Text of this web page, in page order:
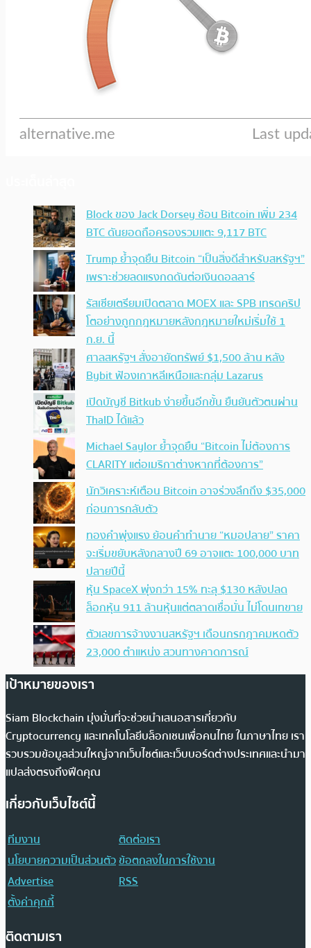
Block ของ Jack Dorsey ช้อน Bitcoin เพิ่ม 234
BTC ดันยอดถือครองรวมแตะ 9,117 BTC
Trump ย้ำจุดยืน Bitcoin “เป็นสิ่งดีสำหรับสหรัฐฯ”
เพราะช่วยลดแรงกดดันต่อเงินดอลลาร์
รัสเซียเตรียมเปิดตลาด MOEX และ SPB เทรดคริป
โตอย่างถูกกฎหมายหลังกฎหมายใหม่เริ่มใช้ 1
ก.ย. นี้
ศาลสหรัฐฯ สั่งอายัดทรัพย์ $1,500 ล้าน หลัง
Bybit ฟ้องเกาหลีเหนือและกลุ่ม Lazarus
เปิดบัญชี Bitkub ง่ายขึ้นอีกขั้น ยืนยันตัวตนผ่าน
ThaID ได้แล้ว
Michael Saylor ย้ำจุดยืน “Bitcoin ไม่ต้องการ
CLARITY แต่อเมริกาต่างหากที่ต้องการ”
นักวิเคราะห์เตือน Bitcoin อาจร่วงลึกถึง $35,000
ก่อนการกลับตัว
ทองคำพุ่งแรง ย้อนคำทำนาย “หมอปลาย” ราคา
จะเริ่มขยับหลังกลางปี 69 อาจแตะ 100,000 บาท
ปลายปีนี้
หุ้น SpaceX พุ่งกว่า 15% ทะลุ $130 หลังปลด
ล็อกหุ้น 911 ล้านหุ้นแต่ตลาดเชื่อมั่น ไม่โดนเทขาย
ตัวเลขการจ้างงานสหรัฐฯ เดือนกรกฎาคมหดตัว
23,000 ตำแหน่ง สวนทางคาดการณ์
เป้าหมายของเรา
Siam Blockchain มุ่งมั่นที่จะช่วยนำเสนอสารเกี่ยวกับ
Cryptocurrency และเทคโนโลยีบล็อกเชนเพื่อคนไทย ในภาษาไทย เรา
รวบรวมข้อมูลส่วนใหญ่จากเว็บไซต์และเว็บบอร์ดต่างประเทศและนำมา
แปลส่งตรงถึงฟีดคุณ
เกี่ยวกับเว็บไซต์นี้
ทีมงาน
ติดต่อเรา
นโยบายความเป็นส่วนตัวข้อตกลงในการใช้งาน
Advertise
RSS
ตั้งค่าคุกกี้
ติดตามเรา